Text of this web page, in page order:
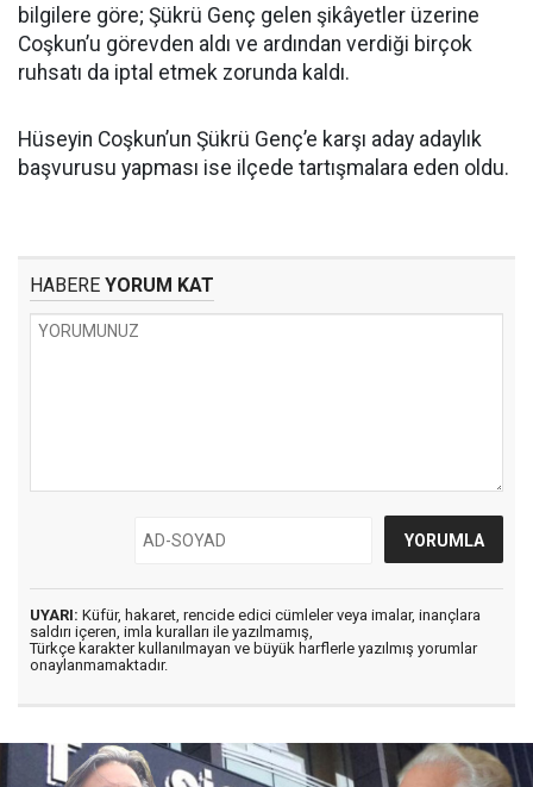
bilgilere göre; Şükrü Genç gelen şikâyetler üzerine
Coşkun’u görevden aldı ve ardından verdiği birçok
ruhsatı da iptal etmek zorunda kaldı.
Hüseyin Coşkun’un Şükrü Genç’e karşı aday adaylık
başvurusu yapması ise ilçede tartışmalara eden oldu.
HABERE YORUM KAT
UYARI: Küfür, hakaret, rencide edici cümleler veya imalar, inançlara
saldırı içeren, imla kuralları ile yazılmamış,
Türkçe karakter kullanılmayan ve büyük harflerle yazılmış yorumlar
onaylanmamaktadır.